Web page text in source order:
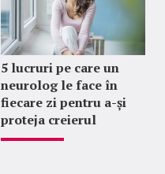
5 lucruri pe care un
neurolog le face în
fiecare zi pentru a-și
proteja creierul